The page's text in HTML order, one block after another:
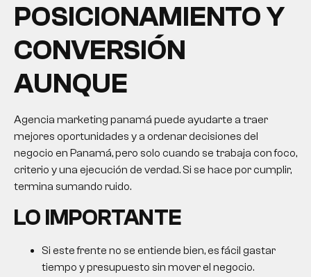
POSICIONAMIENTO Y
CONVERSIÓN
AUNQUE
Agencia marketing panamá puede ayudarte a traer
mejores oportunidades y a ordenar decisiones del
negocio en Panamá, pero solo cuando se trabaja con foco,
criterio y una ejecución de verdad. Si se hace por cumplir,
termina sumando ruido.
LO IMPORTANTE
Si este frente no se entiende bien, es fácil gastar
tiempo y presupuesto sin mover el negocio.